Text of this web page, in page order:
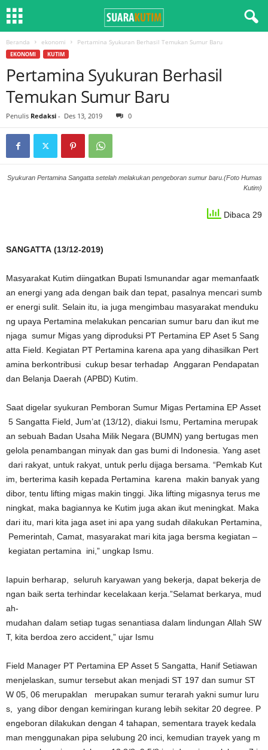
Beranda ekonomi Pertamina Syukuran Berhasil Temukan Sumur Baru
EKONOMI KUTIM
Pertamina Syukuran Berhasil
Temukan Sumur Baru
Penulis Redaksi - Des 13, 2019 0
Syukuran Pertamina Sangatta setelah melakukan pengeboran sumur baru.(Foto Humas
Kutim)
Dibaca 29
SANGATTA (13/12-2019)
Masyarakat Kutim diingatkan Bupati Ismunandar agar memanfaatk
an energi yang ada dengan baik dan tepat, pasalnya mencari sumb
er energi sulit. Selain itu, ia juga mengimbau masyarakat menduku
ng upaya Pertamina melakukan pencarian sumur baru dan ikut me
njaga sumur Migas yang diproduksi PT Pertamina EP Aset 5 Sang
atta Field. Kegiatan PT Pertamina karena apa yang dihasilkan Pert
amina berkontribusi cukup besar terhadap Anggaran Pendapatan
dan Belanja Daerah (APBD) Kutim.
Saat digelar syukuran Pemboran Sumur Migas Pertamina EP Asset
5 Sangatta Field, Jum’at (13/12), diakui Ismu, Pertamina merupak
an sebuah Badan Usaha Milik Negara (BUMN) yang bertugas men
gelola penambangan minyak dan gas bumi di Indonesia. Yang aset
dari rakyat, untuk rakyat, untuk perlu dijaga bersama. “Pemkab Kut
im, berterima kasih kepada Pertamina karena makin banyak yang
dibor, tentu lifting migas makin tinggi. Jika lifting migasnya terus me
ningkat, maka bagiannya ke Kutim juga akan ikut meningkat. Maka
dari itu, mari kita jaga aset ini apa yang sudah dilakukan Pertamina,
Pemerintah, Camat, masyarakat mari kita jaga bersma kegiatan –
kegiatan pertamina ini,” ungkap Ismu.
Iapuin berharap, seluruh karyawan yang bekerja, dapat bekerja de
ngan baik serta terhindar kecelakaan kerja.”Selamat berkarya, mud
ah-
mudahan dalam setiap tugas senantiasa dalam lindungan Allah SW
T, kita berdoa zero accident,” ujar Ismu
Field Manager PT Pertamina EP Asset 5 Sangatta, Hanif Setiawan
menjelaskan, sumur tersebut akan menjadi ST 197 dan sumur ST
W 05, 06 merupaklan merupakan sumur terarah yakni sumur luru
s, yang dibor dengan kemiringan kurang lebih sekitar 20 degree. P
engeboran dilakukan dengan 4 tahapan, sementara trayek kedala
man menggunakan pipa selubung 20 inci, kemudian trayek yang m